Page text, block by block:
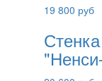
19 800 руб